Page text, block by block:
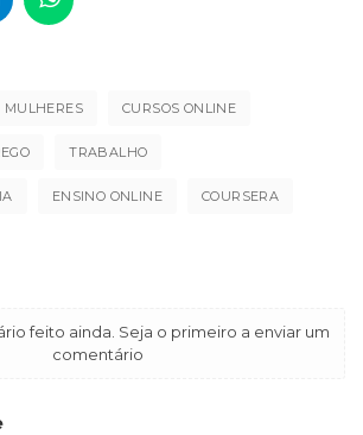
MULHERES CURSOS ONLINE
TRABALHO
ENSINO ONLINE COURSERA
feito ainda. Seja o primeiro a enviar um
comentário